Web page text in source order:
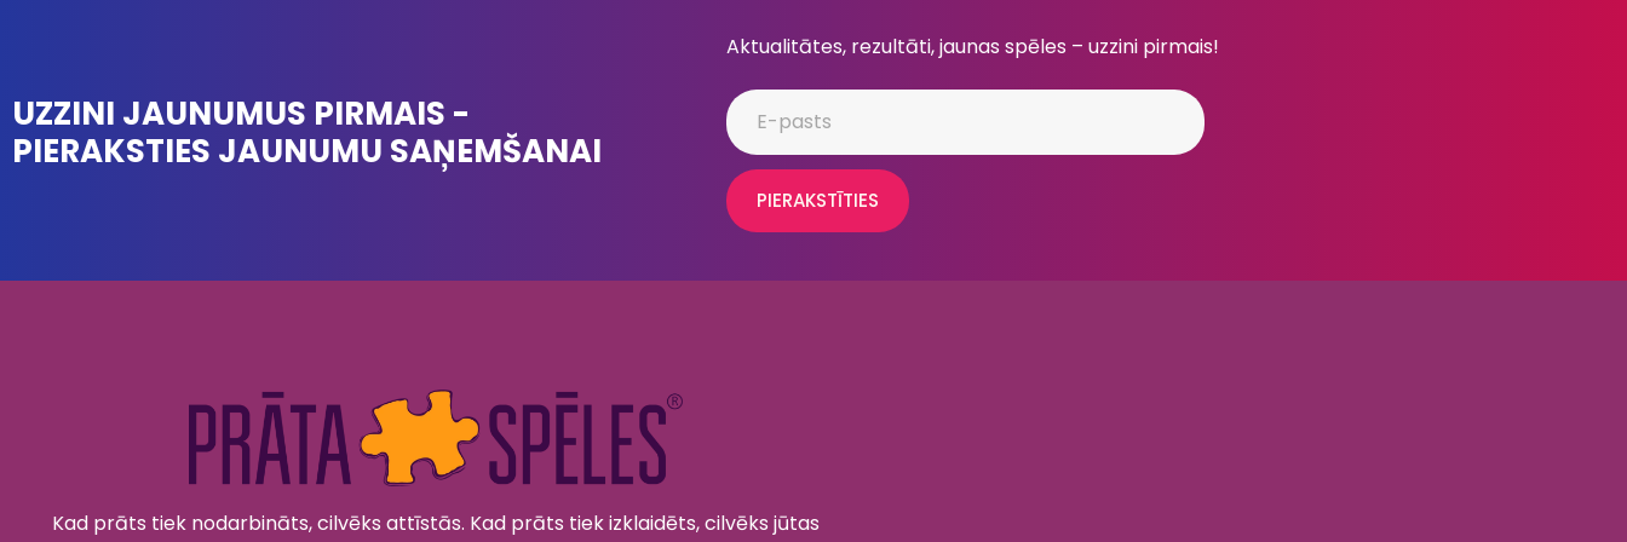
UZZINI JAUNUMUS PIRMAIS -
PIERAKSTIES JAUNUMU SAŅEMŠANAI
Aktualitātes, rezultāti, jaunas spēles – uzzini pirmais!
PIERAKSTĪTIES
Kad prāts tiek nodarbināts, cilvēks attīstās. Kad prāts tiek izklaidēts, cilvēks jūtas